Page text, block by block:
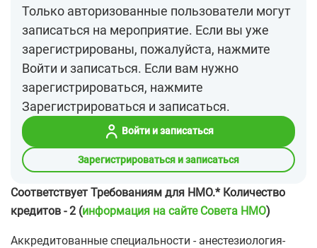
Только авторизованные пользователи могут
записаться на мероприятие. Если вы уже
зарегистрированы, пожалуйста, нажмите
Войти и записаться. Если вам нужно
зарегистрироваться, нажмите
Зарегистрироваться и записаться.
Войти и записаться
Зарегистрироваться и записаться
Соответствует Требованиям для НМО.* Количество
кредитов - 2 (информация на сайте Совета НМО)
Аккредитованные специальности - анестезиология-